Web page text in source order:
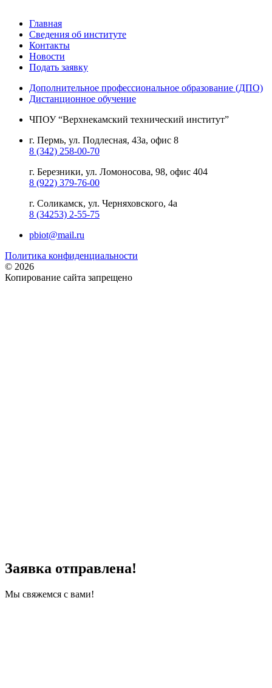
Главная
Сведения об институте
Контакты
Новости
Подать заявку
Дополнительное профессиональное образование (ДПО)
Дистанционное обучение
ЧПОУ “Верхнекамский технический институт”
г. Пермь, ул. Подлесная, 43а, офис 8
8 (342) 258-00-70
г. Березники, ул. Ломоносова, 98, офис 404
8 (922) 379-76-00
г. Соликамск, ул. Черняховского, 4а
8 (34253) 2-55-75
pbiot@mail.ru
Политика конфиденциальности
© 2026
Копирование сайта запрещено
Заявка отправлена!
Мы свяжемся с вами!